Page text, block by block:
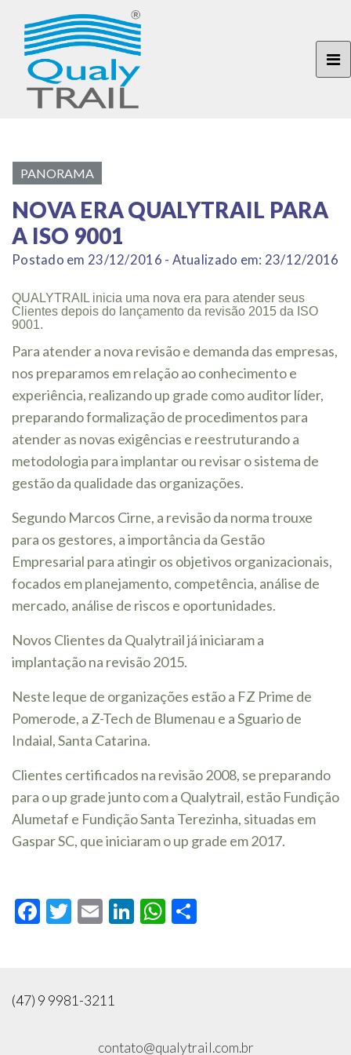
PANORAMA
NOVA ERA QUALYTRAIL PARA
A ISO 9001
Postado em 23/12/2016 - Atualizado em: 23/12/2016
QUALYTRAIL inicia uma nova era para atender seus
Clientes depois do lançamento da revisão 2015 da ISO
9001.
Para atender a nova revisão e demanda das empresas,
nos preparamos em relação ao conhecimento e
experiência, realizando up grade como auditor líder,
preparando formalização de procedimentos para
atender as novas exigências e reestruturando a
metodologia para implantar ou revisar o sistema de
gestão da qualidade das organizações.
Segundo Marcos Cirne, a revisão da norma trouxe
para os gestores, a importância da Gestão
Empresarial para atingir os objetivos organizacionais,
focados em planejamento, competência, análise de
mercado, análise de riscos e oportunidades.
Novos Clientes da Qualytrail já iniciaram a
implantação na revisão 2015.
Neste leque de organizações estão a FZ Prime de
Pomerode, a Z-Tech de Blumenau e a Sguario de
Indaial, Santa Catarina.
Clientes certificados na revisão 2008, se preparando
para o up grade junto com a Qualytrail, estão Fundição
Alumetaf e Fundição Santa Terezinha, situadas em
Gaspar SC, que iniciaram o up grade em 2017.
Facebook
Twitter
EmailLinkedIn
WhatsApp
(47) 9 9981-3211
contato@qualytrail.com.br